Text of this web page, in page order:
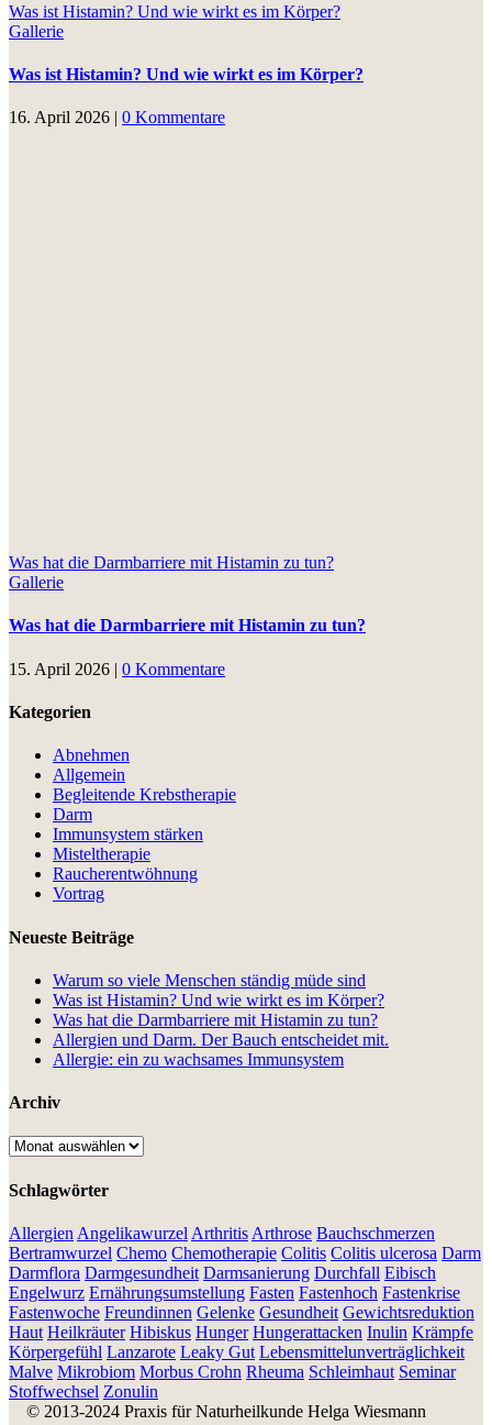
Was ist Histamin? Und wie wirkt es im Körper?
Gallerie
Was ist Histamin? Und wie wirkt es im Körper?
16. April 2026 | 0 Kommentare
Was hat die Darmbarriere mit Histamin zu tun?
Gallerie
Was hat die Darmbarriere mit Histamin zu tun?
15. April 2026 | 0 Kommentare
Kategorien
Abnehmen
Allgemein
Begleitende Krebstherapie
Darm
Immunsystem stärken
Misteltherapie
Raucherentwöhnung
Vortrag
Neueste Beiträge
Warum so viele Menschen ständig müde sind
Was ist Histamin? Und wie wirkt es im Körper?
Was hat die Darmbarriere mit Histamin zu tun?
Allergien und Darm. Der Bauch entscheidet mit.
Allergie: ein zu wachsames Immunsystem
Archiv
Archiv
Schlagwörter
Allergien Angelikawurzel Arthritis Arthrose Bauchschmerzen
Bertramwurzel Chemo Chemotherapie Colitis Colitis ulcerosa Darm
Darmflora Darmgesundheit Darmsanierung Durchfall Eibisch
Engelwurz Ernährungsumstellung Fasten Fastenhoch Fastenkrise
Fastenwoche Freundinnen Gelenke Gesundheit Gewichtsreduktion
Haut Heilkräuter Hibiskus Hunger Hungerattacken Inulin Krämpfe
Körpergefühl Lanzarote Leaky Gut Lebensmittelunverträglichkeit
Malve Mikrobiom Morbus Crohn Rheuma Schleimhaut Seminar
Stoffwechsel Zonulin
© 2013-2024 Praxis für Naturheilkunde Helga Wiesmann